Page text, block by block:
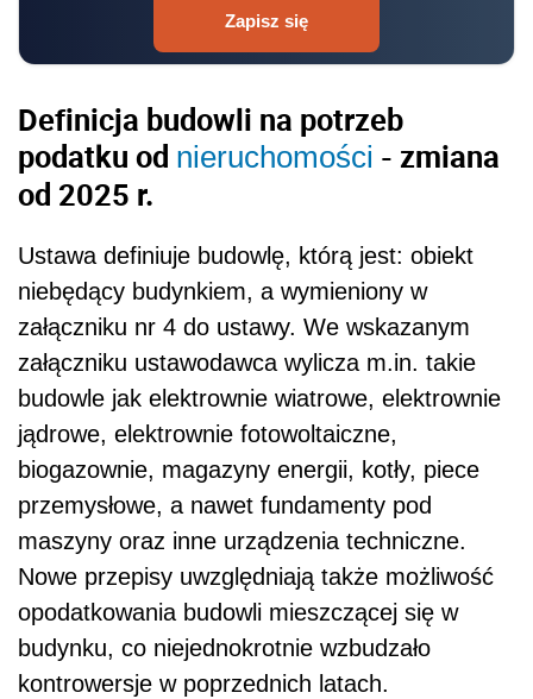
Zapisz się
Definicja budowli na potrzeb
podatku od nieruchomości - zmiana
od 2025 r.
Ustawa definiuje budowlę, którą jest: obiekt
niebędący budynkiem, a wymieniony w
załączniku nr 4 do ustawy. We wskazanym
załączniku ustawodawca wylicza m.in. takie
budowle jak elektrownie wiatrowe, elektrownie
jądrowe, elektrownie fotowoltaiczne,
biogazownie, magazyny energii, kotły, piece
przemysłowe, a nawet fundamenty pod
maszyny oraz inne urządzenia techniczne.
Nowe przepisy uwzględniają także możliwość
opodatkowania budowli mieszczącej się w
budynku, co niejednokrotnie wzbudzało
kontrowersje w poprzednich latach.